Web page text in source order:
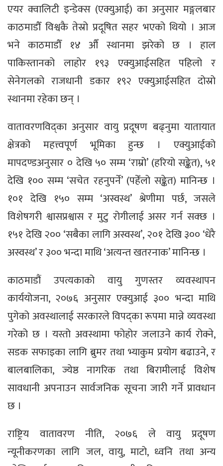
एयर क्वालिटी इन्डेक्स (एक्युआई) का अनुसार मङ्गलबार
काठमाडौँ विश्वकै तेस्रो प्रदूषित सहर भएको थियो । आज
भने काठमाडौँ १४ औँ स्थानमा झरेको छ । हाल
पाकिस्तानको लाहोर १९३ एक्युआईसहित पहिलो र
सेनेगलको राजधानी डकार १९२ एक्युआईसहित दोस्रो
स्थानमा रहेका छन् ।
वातावरणविद्का अनुसार वायु प्रदूषण बढ्नुमा यातायात
क्षेत्रको महत्त्वपूर्ण भूमिका हुन्छ । एक्युआईको
मापदण्डअनुसार ० देखि ५० सम्म ‘राम्रो’ (हरियो सङ्केत), ५१
देखि १०० सम्म ‘सचेत रहनुपर्ने’ (पहेँलो सङ्केत) मानिन्छ ।
१०१ देखि १५० सम्म ‘अस्वस्थ’ श्रेणीमा पर्छ, जसले
विशेषगरी श्वासप्रश्वास र मुटु रोगीलाई असर गर्न सक्छ ।
१५१ देखि २०० ‘सबैका लागि अस्वस्थ’, २०१ देखि ३०० ‘धेरै
अस्वस्थ’ र ३०० भन्दा माथि ‘अत्यन्त खतरनाक’ मानिन्छ ।
काठमाडौं उपत्यकाको वायु गुणस्तर व्यवस्थापन
कार्ययोजना, २०७६ अनुसार एक्युआई ३०० भन्दा माथि
पुगेको अवस्थालाई सरकारले विपद्का रूपमा मान्ने व्यवस्था
गरेको छ । यस्तो अवस्थामा फोहोर जलाउने कार्य रोक्ने,
सडक सफाइका लागि ब्रुमर तथा भ्याकुम प्रयोग बढाउने, र
बालबालिका, ज्येष्ठ नागरिक तथा बिरामीलाई विशेष
सावधानी अपनाउन सार्वजनिक सूचना जारी गर्ने प्रावधान
छ ।
राष्ट्रिय वातावरण नीति, २०७६ ले वायु प्रदूषण
न्यूनीकरणका लागि जल, वायु, माटो, ध्वनि तथा अन्य